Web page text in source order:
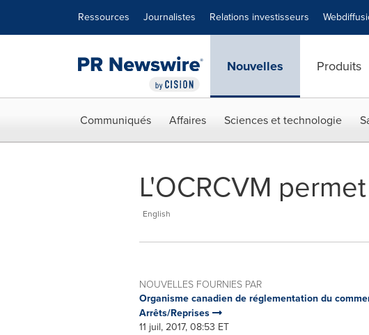
Ressources Journalistes Relations investisseurs
Nouvelles Produits
Communiqués Affaires Sciences et technologie
L'OCRCVM
English
NOUVELLES FOURNIES PAR
Organisme canadien de réglementation du
Arrêts/Reprises
11 juil, 2017, 08:53 ET